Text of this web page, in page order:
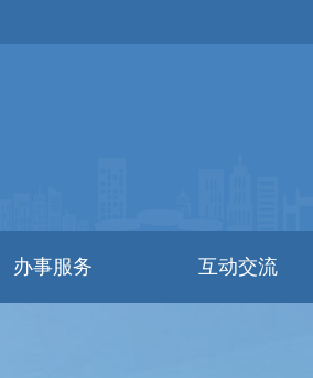
办事服务 互动交流